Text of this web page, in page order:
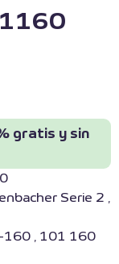
gratis y sin
Serie 2 ,
160 , 101 160